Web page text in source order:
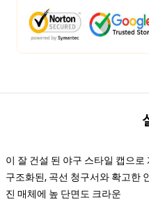
이 잘 건설 된 야구 스타일 캡으
구조화된, 곡선 청구서와 확고한
진 매체에 높 단면도 크라운